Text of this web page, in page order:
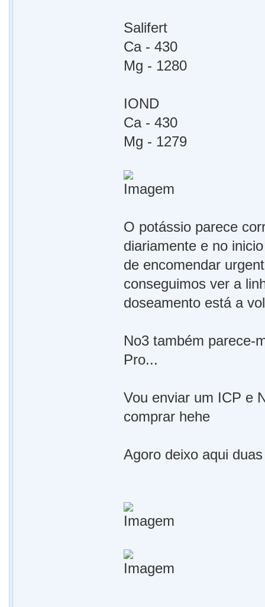
Salifert
Ca - 430
Mg - 1280
IOND
Ca - 430
Mg - 1279
O potássio parece
diariamente e no
de encomendar
conseguimos ver a
doseamento está a
No3 também parece-
Pro...
Vou enviar um ICP e
comprar hehe
Agoro deixo aqui